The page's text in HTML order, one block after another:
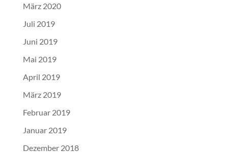
März 2020
Juli 2019
Juni 2019
Mai 2019
April 2019
März 2019
Februar 2019
Januar 2019
Dezember 2018